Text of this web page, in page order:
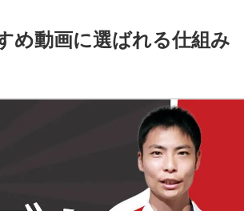
め動画に選ばれる仕組み